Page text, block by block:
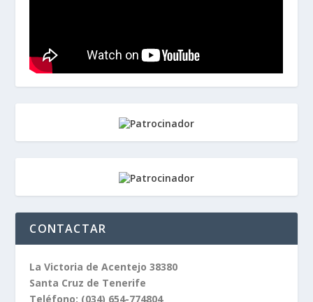
CONTACTAR
La Victoria de Acentejo 38380
Santa Cruz de Tenerife
Teléfono: (034) 654-774804